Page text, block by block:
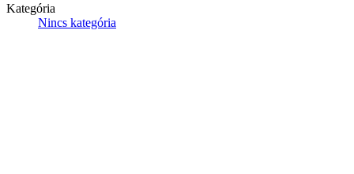
Kategória
Nincs kategória